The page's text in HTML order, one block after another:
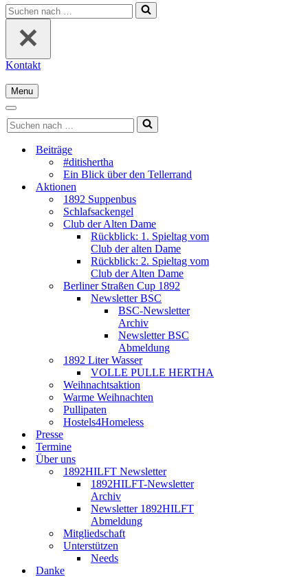
Suchen
nach …
Kontakt
Menu
Navigationsmenü
Navigationsmenü
Suchen
nach …
Beiträge
#ditishertha
Ein Blick über den Tellerrand
Aktionen
1892 Suppenbus
Schlafsackengel
Club der Alten Dame
Rückblick: 1. Spieltag vom
Club der alten Dame
Rückblick: 2. Spieltag vom
Club der Alten Dame
Berliner Straßen Cup 1892
Newsletter BSC
BSC-Newsletter
Archiv
Newsletter BSC
Abmeldung
1892 Liter Wasser
VOLLE PULLE HERTHA
Weihnachtsaktion
Warme Weihnachten
Pullipaten
Hostels4Homeless
Presse
Termine
Über uns
1892HILFT Newsletter
1892HILFT-Newsletter
Archiv
Newsletter 1892HILFT
Abmeldung
Mitgliedschaft
Unterstützen
Needs
Danke